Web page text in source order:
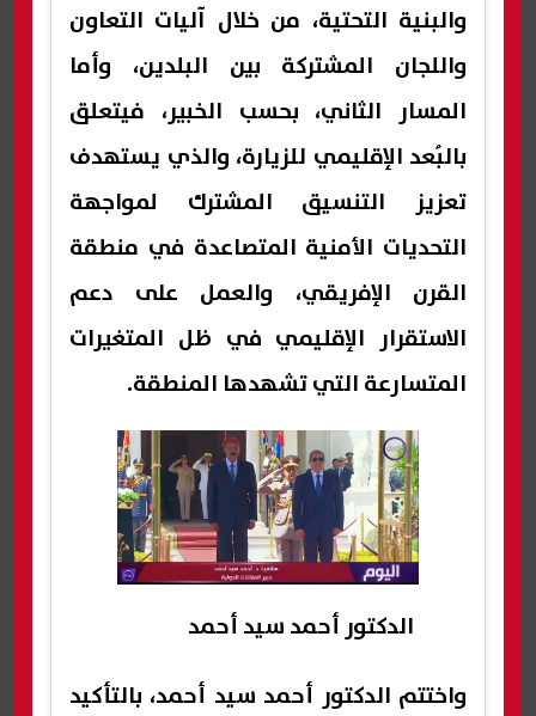
والبنية التحتية، من خلال آليات التعاون
واللجان المشتركة بين البلدين، وأما
المسار الثاني، بحسب الخبير، فيتعلق
بالبُعد الإقليمي للزيارة، والذي يستهدف
تعزيز التنسيق المشترك لمواجهة
التحديات الأمنية المتصاعدة في منطقة
القرن الإفريقي، والعمل على دعم
الاستقرار الإقليمي في ظل المتغيرات
المتسارعة التي تشهدها المنطقة.
الدكتور أحمد سيد أحمد
واختتم الدكتور أحمد سيد أحمد، بالتأكيد